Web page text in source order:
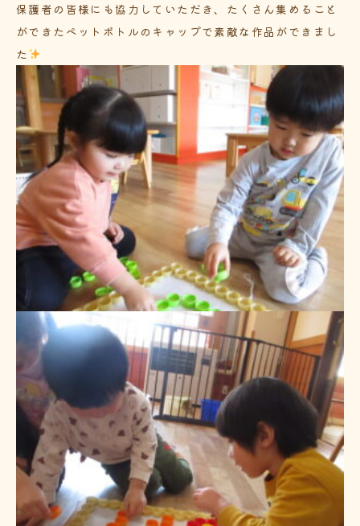
保護者の皆様にも協力していただき、たくさん集めること
ができたペットボトルのキャップで素敵な作品ができまし
た